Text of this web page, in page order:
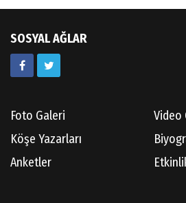
SOSYAL AĞLAR
Foto Galeri
Video
Köşe Yazarları
Anketler